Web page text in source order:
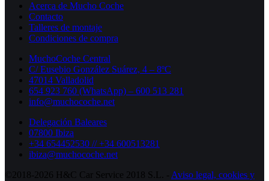
Acerca de Mucho Coche
Contacto
Talleres de montaje
Condiciones de compra
MuchoCoche Central
C/ Eusebio González Suárez, 4 – 8ºC
47014 Valladolid
654 923 760 (WhatsApp) – 600 513 281
info@muchocoche.net
Delegación Baleares
07800 Ibiza
+34 654452530 // +34 600513281
ibiza@muchocoche.net
©2018-2026 H&C Car Service 2018 S.L. - Aviso legal, cookies y